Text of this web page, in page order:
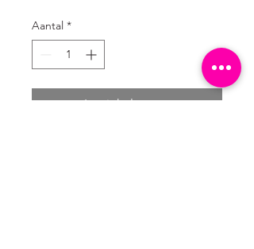
Aantal *
In winkelwagen